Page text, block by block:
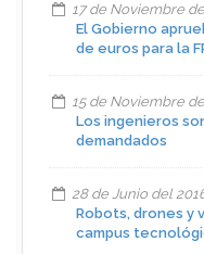
17 de Noviembre
El Gobierno
de euros para la
15 de Noviembre
Los ingenieros
demandados
28 de Junio del
Robots, drones y
campus